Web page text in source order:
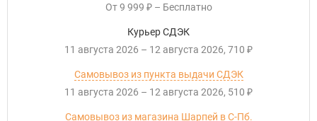
От 9 999 ₽ – Бесплатно
Курьер СДЭК
11 августа 2026 – 12 августа 2026 710 ₽
Самовывоз из пункта выдачи СДЭК
11 августа 2026 – 12 августа 2026 510 ₽
Самовывоз из магазина Шарпей в С-Пб.